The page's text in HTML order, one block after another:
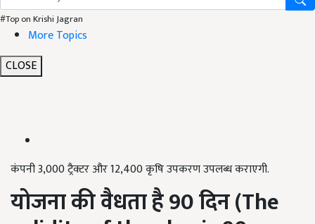
#Top on Krishi Jagran
More Topics
CLOSE
कंपनी 3,000 ट्रैक्टर और 12,400 कृषि उपकरण उपलब्ध कराएगी.
योजना की वैधता है 90 दिन (The